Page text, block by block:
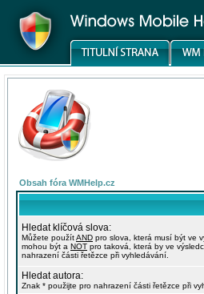
Obsah fóra WMHelp.cz
Hledat klíčová slova:
Můžete použítAND pro slova, která musí být ve
mohou být a NOT pro taková, která by ve
nahrazení části řetězce při vyhledávání.
Hledat autora:
Znak * použijte pro nahrazení části řetězce při